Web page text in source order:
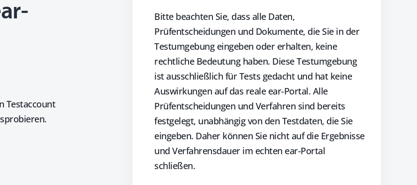
Testaccount
Bitte beachten Sie, dass alle Daten,
Prüfentscheidungen und Dokumente, die Sie in der
Testumgebung eingeben oder erhalten, keine
rechtliche Bedeutung haben. Diese Testumgebung
ist ausschließlich für Tests gedacht und hat keine
Auswirkungen auf das reale ear-Portal. Alle
Prüfentscheidungen und Verfahren sind bereits
festgelegt, unabhängig von den Testdaten, die Sie
eingeben. Daher können Sie nicht auf die Ergebnisse
und Verfahrensdauer im echten ear-Portal
schließen.